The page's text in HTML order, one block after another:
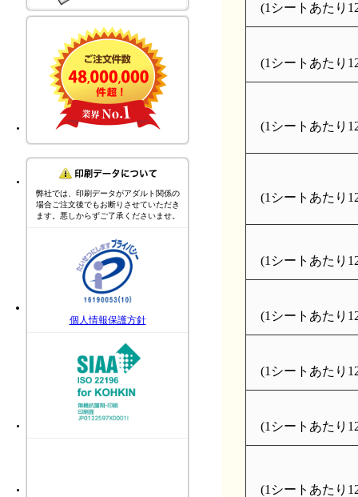
(1シートあたり
(1シートあたり
(1シートあたり
(1シートあたり
(1シートあたり
(1シートあたり
(1シートあたり
(1シートあたり
(1シートあたり
弊社では、印刷データがアダルト関係の
場合ご注文後でもお断りさせていただき
ます。悪しからずご了承くださいませ。
個人情報保護方針